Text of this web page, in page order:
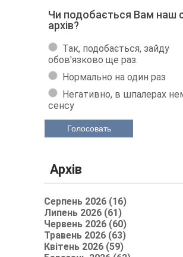
Чи подобається Вам наш
архів?
Так, подобається, зайду
обов'язково ще раз.
Нормально на один раз
Негативно, в шпалерах
сенсу
Голосовать
Архів
Серпень 2026 (16)
Липень 2026 (61)
Червень 2026 (60)
Травень 2026 (63)
Квітень 2026 (59)